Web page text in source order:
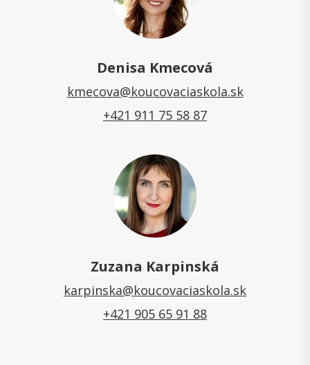
Denisa Kmecová
kmecova@koucovaciaskola.sk
+421 911 75 58 87
Zuzana Karpinská
karpinska@koucovaciaskola.sk
+421 905 65 91 88